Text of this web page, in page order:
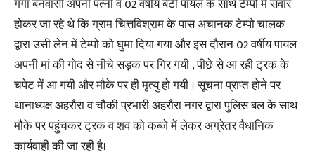
गंगा बनवासी अपनी पत्नी व 02 वर्षीय बेटी पायल के साथ टेम्पो में सवार
होकर जा रहे थे कि ग्राम चित्तविश्राम के पास अचानक टेम्पो चालक
द्वारा उसी लेन में टेम्पो को घुमा दिया गया और इस दौरान 02 वर्षीय पायल
अपनी मां की गोद से नीचे सड़क पर गिर गयी , पीछे से आ रही ट्रक के
चपेट में आ गयी और मौके पर ही मृत्यु हो गयी । सूचना प्राप्त होने पर
थानाध्यक्ष अहरौरा व चौकी प्रभारी अहरौरा नगर द्वारा पुलिस बल के साथ
मौके पर पहुंचकर ट्रक व शव को कब्जे में लेकर अग्रेतर वैधानिक
कार्यवाही की जा रही है।